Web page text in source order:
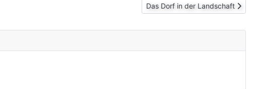
Nächster Beitrag: Das Dorf in
Das Dorf in der Landschaft